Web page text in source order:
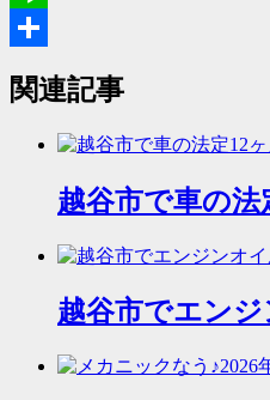
Line
有
関連記事
越谷市で車の法
越谷市でエン